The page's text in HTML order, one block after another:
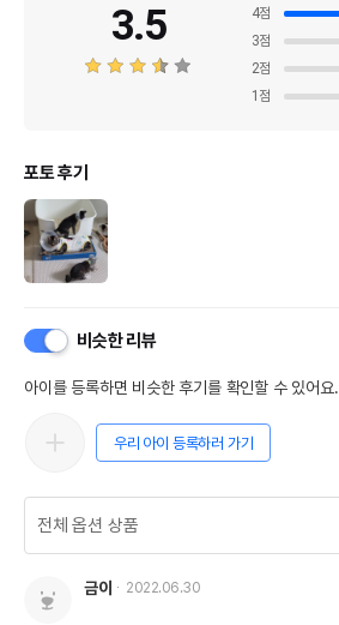
3.5
4점
3점
2점
1 점
포토 후기
비슷한 리뷰
아이를 등록하면 비슷한 후기를 확인할 수 있어요.
우리 아이 등록하러 가기
금이 2022.06.30